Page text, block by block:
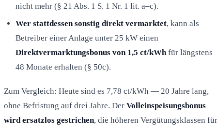
nicht mehr (§ 21 Abs. 1 S. 1 Nr. 1 lit. a–c).
Wer stattdessen sonstig direkt vermarktet, kann als
Betreiber einer Anlage unter 25 kW einen
Direktvermarktungsbonus von 1,5 ct/kWh für längstens
48 Monate erhalten (§ 50c).
Zum Vergleich: Heute sind es 7,78 ct/kWh — 20 Jahre lang,
ohne Befristung auf drei Jahre. Der Volleinspeisungsbonus
wird ersatzlos gestrichen, die höheren Vergütungsklassen für